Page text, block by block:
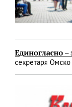
Единогласно –
секретаря Омско